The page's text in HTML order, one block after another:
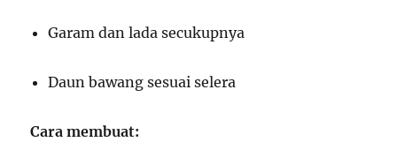
Garam dan lada secukupnya
Daun bawang sesuai selera
Cara membuat: